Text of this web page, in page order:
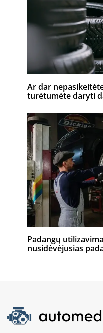
Ar dar
turėtumėte daryti
Padangų
nusidėvėjusias